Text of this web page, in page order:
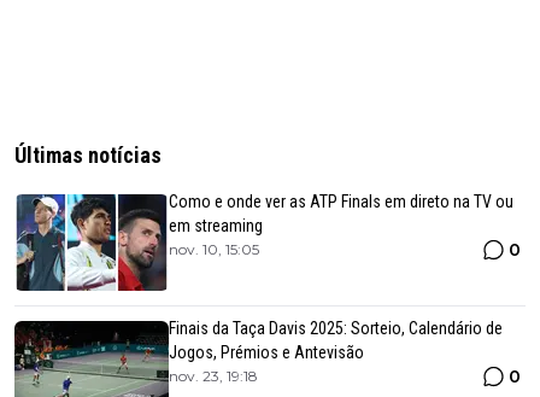
Últimas notícias
Como e onde ver as ATP Finals em direto na TV ou
em streaming
nov. 10, 15:05 0
Finais da Taça Davis 2025: Sorteio, Calendário de
Jogos, Prémios e Antevisão
nov. 23, 19:18 0